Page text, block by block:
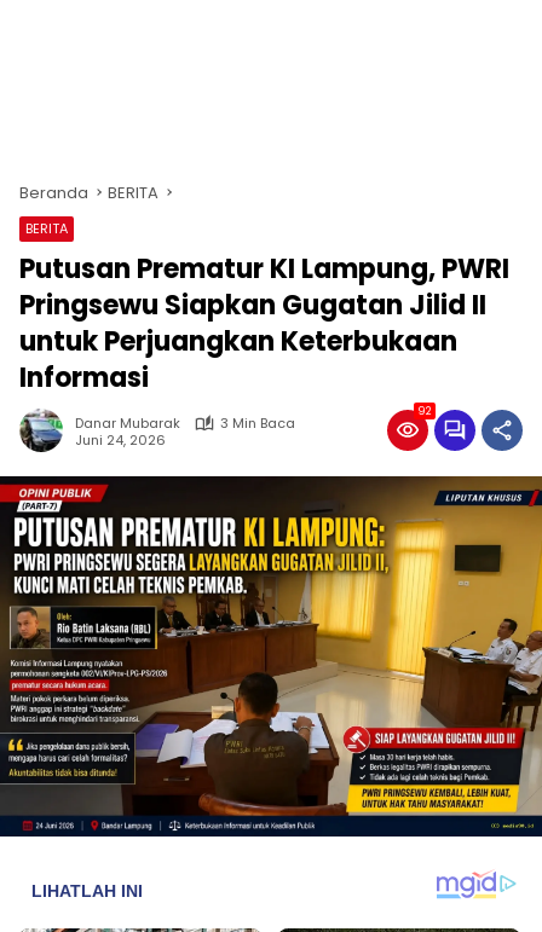
Beranda BERITA
BERITA
Putusan Prematur KI Lampung, PWRI
Pringsewu Siapkan Gugatan Jilid II
untuk Perjuangkan Keterbukaan
Informasi
Danar Mubarak
3 Min Baca
Juni 24, 2026
92